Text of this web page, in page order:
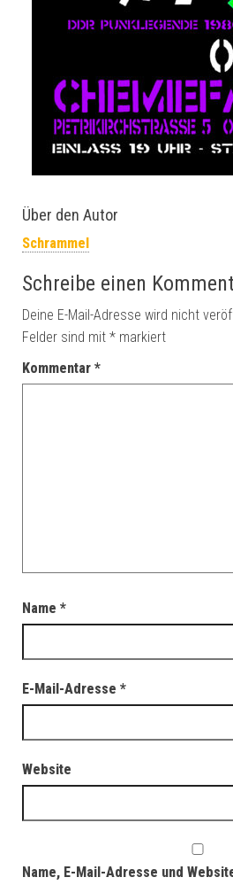
Über den Autor
Schrammel
Schreibe einen
Deine E-Mail-Adresse wird nicht
Felder sind mit * markiert
Kommentar *
Name *
E-Mail-Adresse *
Website
Name, E-Mail-Adresse und